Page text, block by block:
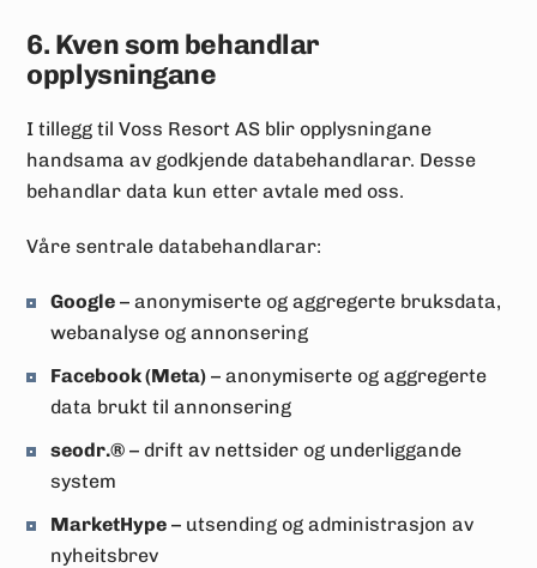
6. Kven som behandlar
opplysningane
I tillegg til Voss Resort AS blir opplysningane
handsama av godkjende databehandlarar. Desse
behandlar data kun etter avtale med oss.
Våre sentrale databehandlarar:
Google – anonymiserte og aggregerte bruksdata,
webanalyse og annonsering
Facebook (Meta) – anonymiserte og aggregerte
data brukt til annonsering
seodr.® – drift av nettsider og underliggande
system
MarketHype – utsending og administrasjon av
nyheitsbrev